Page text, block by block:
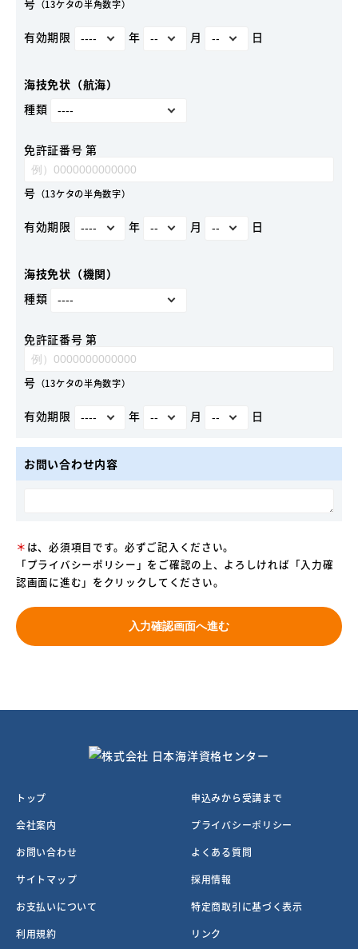
（13ケタの半角数字）
有効期限 年 月 日
海技免状（航海）
種類
免許証番号 第
号 （13ケタの半角数字）
有効期限 年 月 日
海技免状（機関）
種類
免許証番号 第
号 （13ケタの半角数字）
有効期限 年 月 日
お問い合わせ内容
＊ は、必須項目です。必ずご記入ください。
「プライバシーポリシー 」をご確認の上、よろしければ「入力確
認画面に進む」をクリックしてください。
入力確認画面へ進む
トップ
会社案内
お問い合わせ
サイトマップ
お支払いについて
利用規約
申込みから受講まで
プライバシーポリシー
よくある質問
採用情報
特定商取引に基づく表示
リンク